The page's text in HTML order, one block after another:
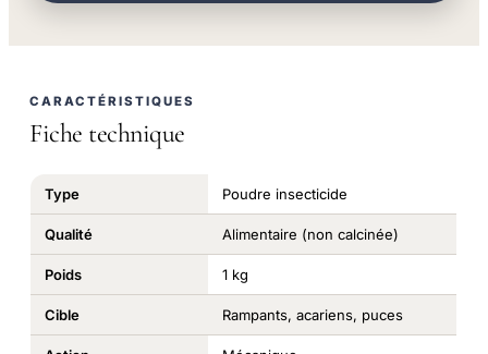
CARACTÉRISTIQUES
Fiche technique
Type Poudre insecticide
Qualité Alimentaire (non calcinée)
Poids 1 kg
Cible Rampants, acariens, puces